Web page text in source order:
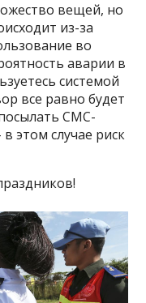
вещей, но
из-за
во
аварии в
системой
все равно будет
СМС-
этом случае риск